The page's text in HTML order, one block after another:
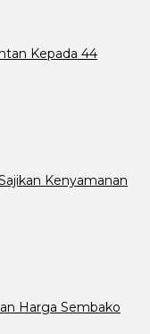
Kepada 44
Kenyamanan
Harga Sembako